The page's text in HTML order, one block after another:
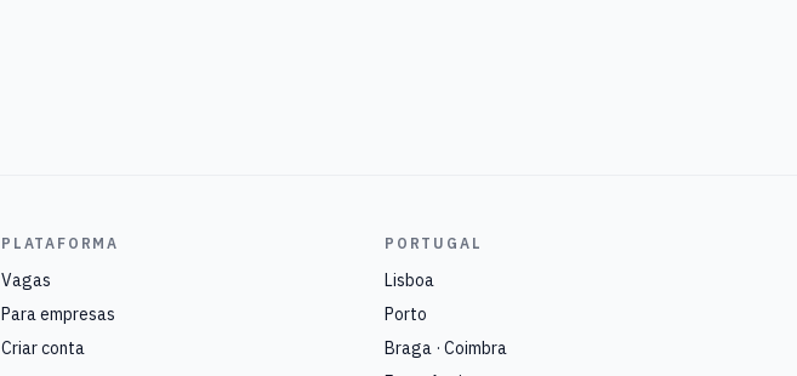
PLATAFORMA
Vagas
Para empresas
Criar conta
PORTUGAL
Lisboa
Porto
Braga · Coimbra